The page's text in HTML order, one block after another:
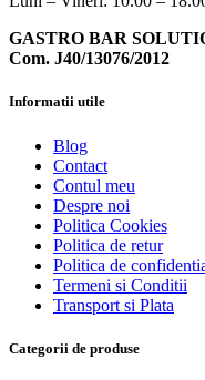
GASTRO BAR
Com. J40/13076/2012
Informatii utile
Blog
Contact
Contul meu
Despre noi
Politica Cookies
Politica de retur
Politica de
Termeni si Conditii
Transport si Plata
Categorii de produse